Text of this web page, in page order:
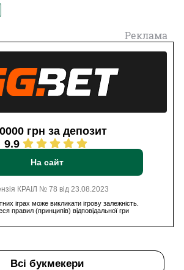
Реклама
грн за депозит
9.9
На сайт
КРАІЛ № 78 від 23.08.2023
іграх може викликати ігрову залежність.
правил (принципів) відповідальної гри
Всі букмекери